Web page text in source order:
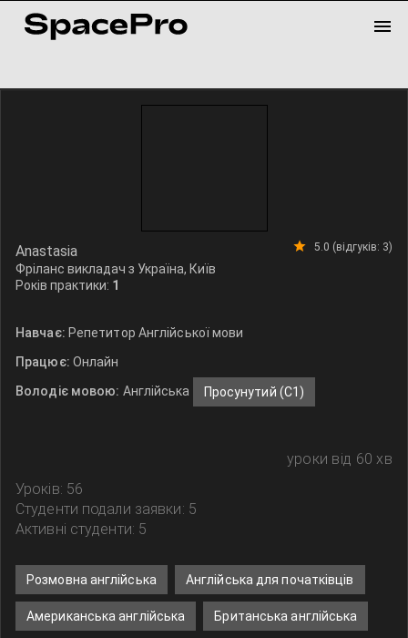
Anastasia
Фріланс викладач з Україна, Київ
Років практики: 1
5.0 (відгуків: 3)
Навчає: Репетитор Англійської мови
Працює: Онлайн
Володіє мовою: Англійська Просунутий (C1)
уроки від 60 хв
Уроків: 56
Студенти подали заявки: 5
Активні студенти: 5
Розмовна англійська Англійська для початківців
Американська англійська Британська англійська